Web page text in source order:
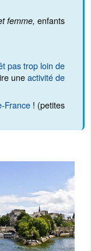
femme, enfants
pas trop loin de
uneactivité de
France ! (petites